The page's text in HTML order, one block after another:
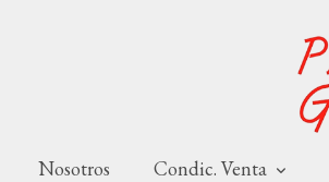
Nosotros Condic. Venta